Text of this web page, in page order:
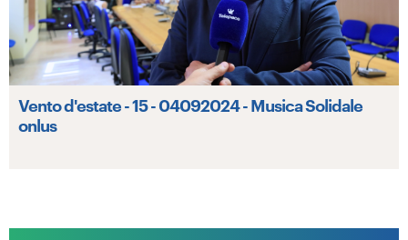
Vento d'estate - 15 - 04092024 - Musica Solidale
onlus